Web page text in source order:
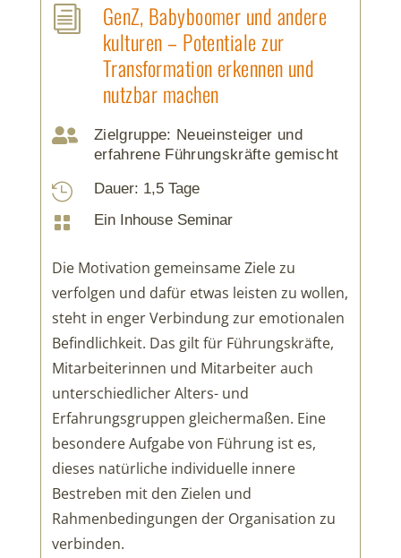
i
GenZ, Babyboomer und andere
kulturen – Potentiale zur
Transformation erkennen und
nutzbar machen

Zielgruppe: Neueinsteiger und
erfahrene Führungskräfte gemischt
 Dauer: 1,5 Tage
 Ein Inhouse Seminar
Die Motivation gemeinsame Ziele zu
verfolgen und dafür etwas leisten zu wollen,
steht in enger Verbindung zur emotionalen
Befindlichkeit. Das gilt für Führungskräfte,
Mitarbeiterinnen und Mitarbeiter auch
unterschiedlicher Alters- und
Erfahrungsgruppen gleichermaßen. Eine
besondere Aufgabe von Führung ist es,
dieses natürliche individuelle innere
Bestreben mit den Zielen und
Rahmenbedingungen der Organisation zu
verbinden.